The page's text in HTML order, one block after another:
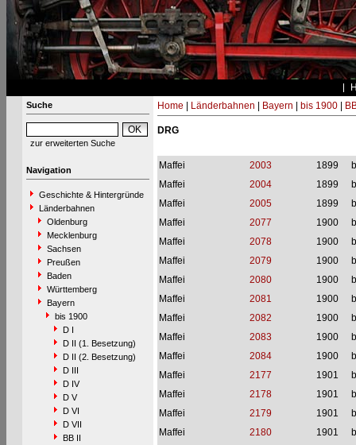
Suche
zur erweiterten Suche
Navigation
Geschichte & Hintergründe
Länderbahnen
Oldenburg
Mecklenburg
Sachsen
Preußen
Baden
Württemberg
Bayern
bis 1900
D I
D II (1. Besetzung)
D II (2. Besetzung)
D III
D IV
D V
D VI
D VII
BB II
Home Länderbahnen Bayern bis 1900|
DRG
Maffei 2003 1899
Maffei
2004 1899
Maffei
2005 1899
Maffei
2077 1900
Maffei
2078 1900
Maffei
2079 1900
Maffei
2080 1900
Maffei
2081 1900
Maffei
2082 1900
Maffei
2083 1900
Maffei
2084 1900
Maffei
2177 1901
Maffei
2178 1901
Maffei
2179 1901
Maffei
2180 1901